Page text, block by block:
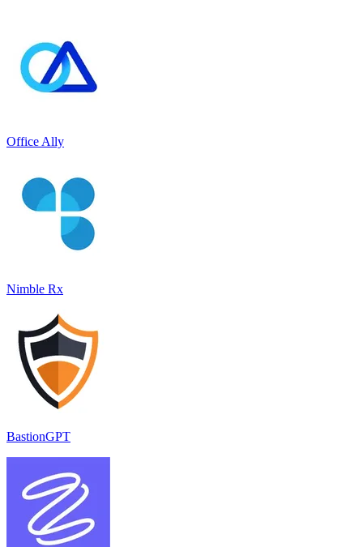
Office Ally
Nimble Rx
BastionGPT